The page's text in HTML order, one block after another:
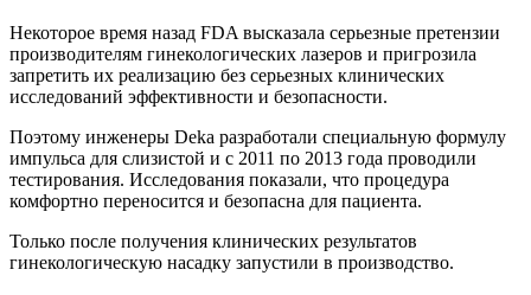
Некоторое время назад FDA высказала серьезные претензии
производителям гинекологических лазеров и пригрозила
запретить их реализацию без серьезных клинических
исследований эффективности и безопасности.
Поэтому инженеры Deka разработали специальную формулу
импульса для слизистой и с 2011 по 2013 года проводили
тестирования. Исследования показали, что процедура
комфортно переносится и безопасна для пациента.
Только после получения клинических результатов
гинекологическую насадку запустили в производство.